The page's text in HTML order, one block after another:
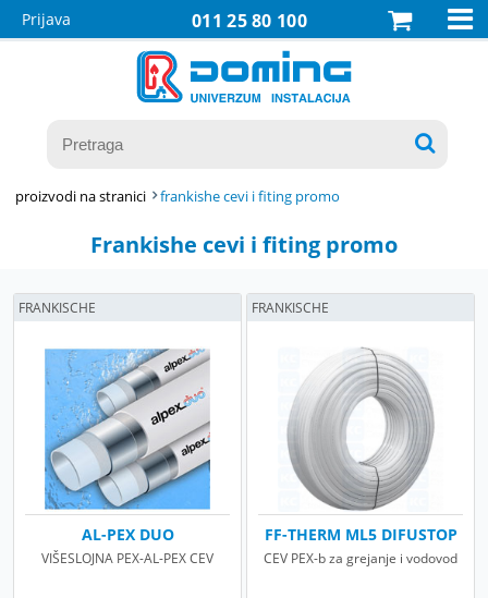
011 25 80 100
Prijava 

proizvodi na stranici frankishe cevi i fiting promo
Frankishe cevi i fiting promo
AL-PEX DUO
VIŠESLOJNA PEX-AL-PEX CEV
FRANKISCHE
FF-THERM ML5 DIFUSTOP
CEV PEX-b za grejanje i vodovod
FRANKISCHE